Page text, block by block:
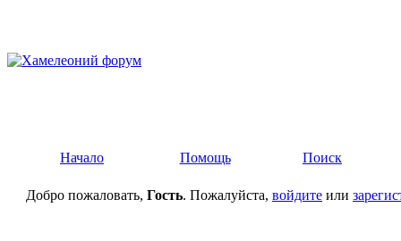
Начало Помощь Поиск
Добро пожаловать, Гость. Пожалуйста, войдите или